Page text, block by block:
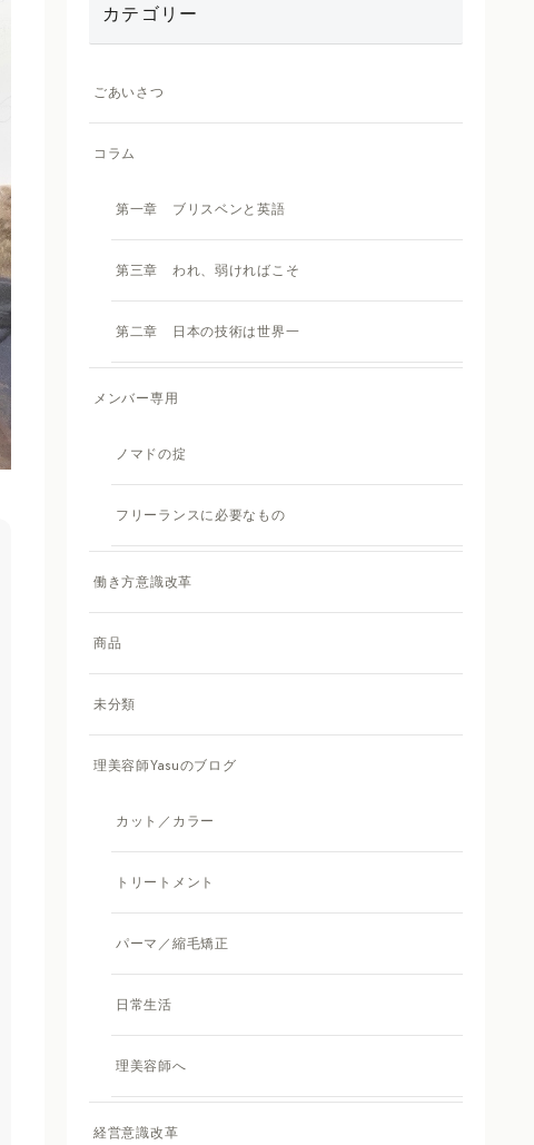
カテゴリー
ごあいさつ
コラム
第一章 ブリスベンと英語
第三章 われ、弱ければこそ
第二章 日本の技術は世界一
メンバー専用
ノマドの掟
フリーランスに必要なもの
働き方意識改革
商品
未分類
理美容師Yasuのブログ
カット／カラー
トリートメント
パーマ／縮毛矯正
日常生活
理美容師へ
経営意識改革